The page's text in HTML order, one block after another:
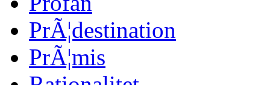
PrÃ¦destination
PrÃ¦mis